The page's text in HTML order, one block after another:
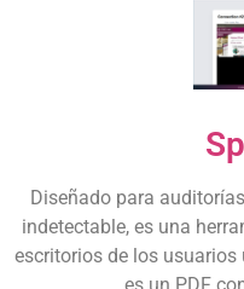
Diseñado para
indetectable, es una
escritorios de los usuarios